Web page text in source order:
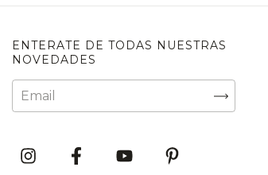
ENTERATE DE TODAS NUESTRAS
NOVEDADES